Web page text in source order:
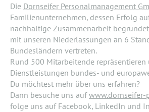
Die Dornseifer Personalmanagement
Familienunternehmen, dessen Erfolg
nachhaltige Zusammenarbeit
mit unseren Niederlassungen an 6
Bundesländern vertreten.
Rund 500 Mitarbeitende repräsentieren
Dienstleistungen bundes- und
Du möchtest mehr über uns erfahren?
Dann besuche uns aufwww.dornseifer-
folge uns auf Facebook, LinkedIn und